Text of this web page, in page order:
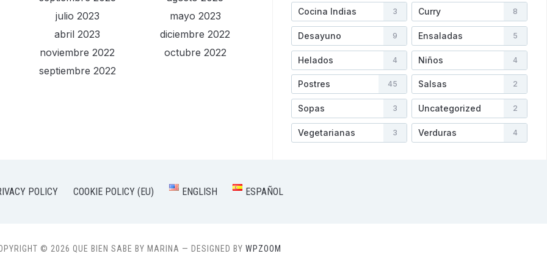
julio 2023
mayo 2023
abril 2023
diciembre 2022
noviembre 2022
octubre 2022
septiembre 2022
Cocina Indias 3 Curry 8
Desayuno 9 Ensaladas 5
Helados 4 Niños 4
Postres 45 Salsas 2
Sopas 3 Uncategorized 2
Vegetarianas 3 Verduras 4
POLICY COOKIE POLICY (EU) ENGLISH ESPAÑOL
© 2026 QUE BIEN SABE BY MARINA — DESIGNED BY WPZOOM